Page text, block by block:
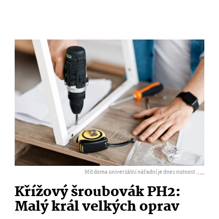
Mít doma univerzální nářadní je dnes nutnost. ,...
Křížový šroubovák PH2:
Malý král velkých oprav